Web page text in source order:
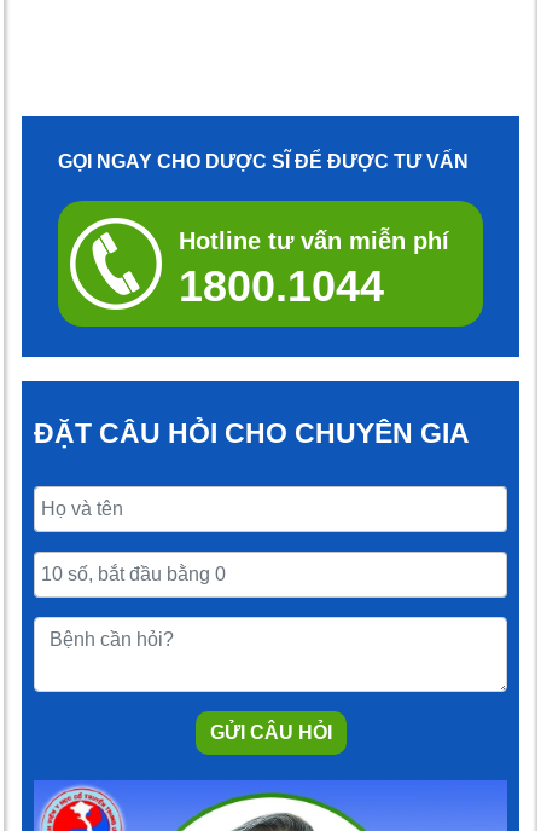
GỌI NGAY CHO DƯỢC SĨ ĐỂ ĐƯỢC TƯ VẤN
Hotline tư vấn miễn phí
1800.1044
ĐẶT CÂU HỎI CHO CHUYÊN GIA
GỬI CÂU HỎI